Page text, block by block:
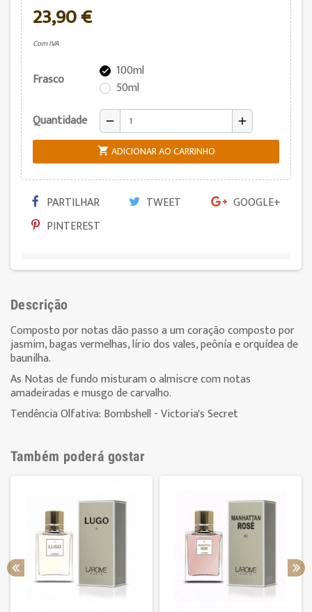
23,90 €
Com IVA
Frasco 
100ml
50ml
Quantidade
remove add
 ADICIONAR AO CARRINHO
PARTILHAR TWEET
GOOGLE+
PINTEREST
Descrição
Composto por notas dão passo a um coração composto por
jasmim, bagas vermelhas, lírio dos vales, peônía e orquídea de
baunilha.
As Notas de fundo misturam o almiscre com notas
amadeiradas e musgo de carvalho.
Tendência Olfativa: Bombshell - Victoria's Secret
Também poderá gostar